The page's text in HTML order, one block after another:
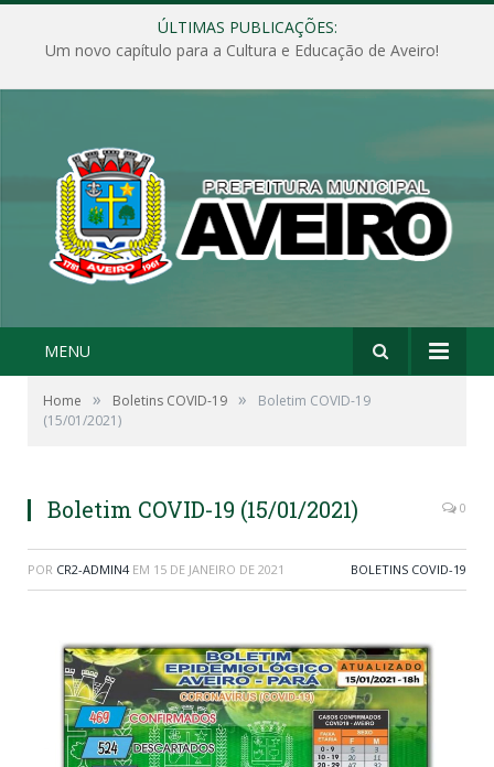
ÚLTIMAS PUBLICAÇÕES:
Um novo capítulo para a Cultura e Educação de Aveiro!
MENU
Home » Boletins COVID-19 »
Boletim COVID-19
(15/01/2021)
Boletim COVID-19 (15/01/2021) 0
POR CR2-ADMIN4 EM 15 DE JANEIRO DE 2021 BOLETINS COVID-19